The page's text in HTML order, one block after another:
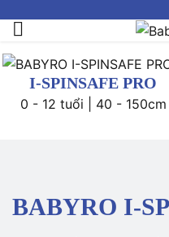
I-SPINSAFE PRO
0 - 12 tuổi | 40 - 150cm
BABYRO I-